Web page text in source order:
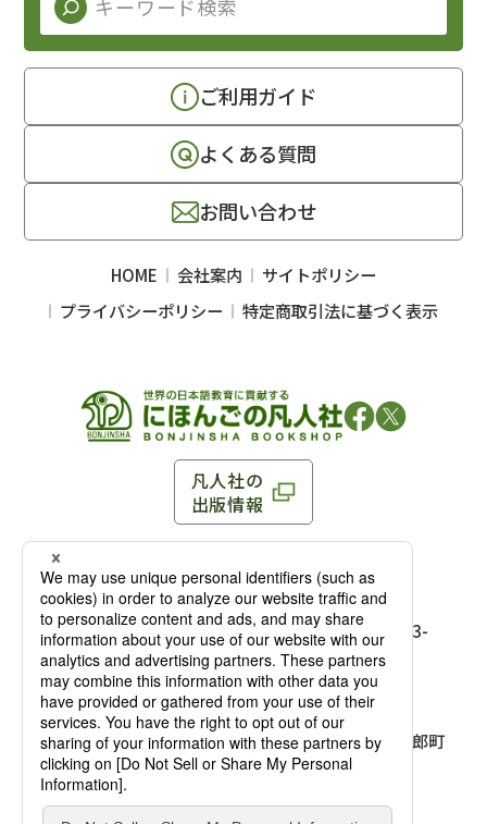
凡人社の
出版情報
〒102-0093 東京都千代田区平河町 1-3-13 8F
TEL：03-3263-3959／FAX：03-3263-3116
麹町店
〒102-0093 東京都千代田区平河町1-3-
13 8F［アクセス］
TEL：03-3239-8673／FAX：03-3263-
3116
大阪店
〒541-0056 大阪府大阪市中央区久太郎町
4-2-10
大西ビルディング 1階［
TEL：06-4256-2684／FAX：03-6733-
ご利用ガイド
よくある質問
お問い合わせ
HOME 会社案内
サイトポリシー
プライバシーポリシー
特定商取引法に基づく表示